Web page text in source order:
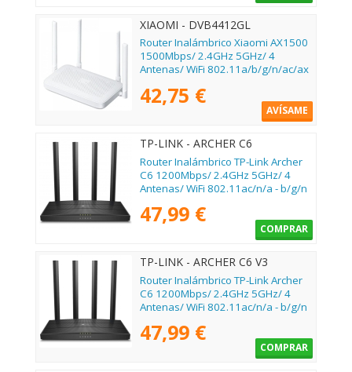
XIAOMI - DVB4412GL
Router Inalámbrico Xiaomi AX1500
1500Mbps/ 2.4GHz 5GHz/ 4
Antenas/ WiFi 802.11a/b/g/n/ac/ax
42,75 €
AVÍSAME
TP-LINK - ARCHER C6
Router Inalámbrico TP-Link Archer
C6 1200Mbps/ 2.4GHz 5GHz/ 4
Antenas/ WiFi 802.11ac/n/a - b/g/n
47,99 €
COMPRAR
TP-LINK - ARCHER C6 V3
Router Inalámbrico TP-Link Archer
C6 1200Mbps/ 2.4GHz 5GHz/ 4
Antenas/ WiFi 802.11ac/n/a - b/g/n
47,99 €
COMPRAR